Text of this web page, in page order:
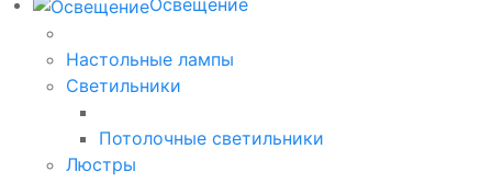
Освещение
Настольные лампы
Светильники
Потолочные светильники
Люстры